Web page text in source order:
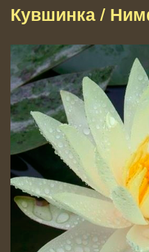
Кувшинка /